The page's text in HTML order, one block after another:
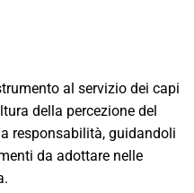
al servizio dei capi
della percezione del
responsabilità, guidandoli
da adottare nelle